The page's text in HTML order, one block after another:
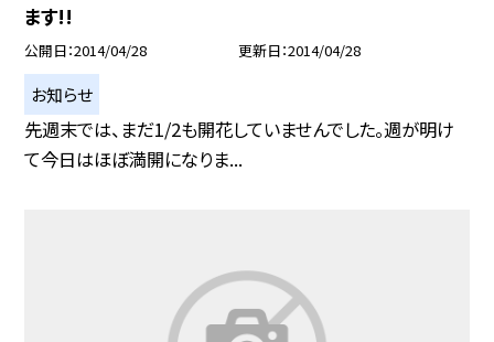
ます!!
公開日 2014/04/28 更新日 2014/04/28
お知らせ
先週末では、まだ1/2も開花していませんでした。週が明け
て今日はほぼ満開になりま...